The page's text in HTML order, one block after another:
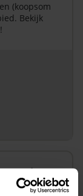
(koopsom
Bekijk
gratis